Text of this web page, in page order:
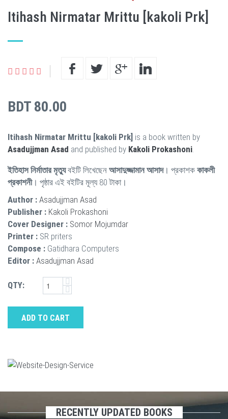
Itihash Nirmatar Mrittu [kakoli Prk]
BDT 80.00
Itihash Nirmatar Mrittu [kakoli Prk] is a book written by
Asadujjman Asad and published by Kakoli Prokashoni
ইতিহাস নির্মাতার মৃত্যুবইটি লিখেছেন আসাদুজ্জামান আসাদ। প্রকাশক কাকলী
প্রকাশনী। পৃষ্ঠার এই বইটির মূল্য 80 টাকা।
Author : Asadujjman Asad
Publisher : Kakoli Prokashoni
Cover Designer : Somor Mojumdar
Printer : SR priters
Compose : Gatidhara Computers
Editor : Asadujjman Asad
QTY:
ADD TO CART
RECENTLY UPDATED BOOKS